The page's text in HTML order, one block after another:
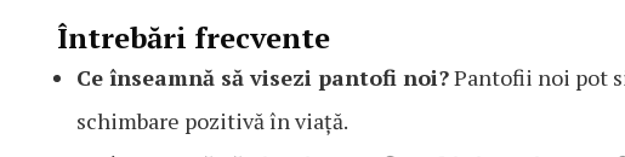
Întrebări frecvente
Ce înseamnă să visezi pantofi noi?Pantofii noi pot
schimbare pozitivă în viață.